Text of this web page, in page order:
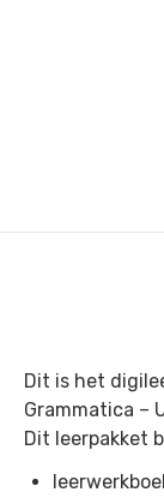
Dit is het
Grammatica –
Dit leerpakket